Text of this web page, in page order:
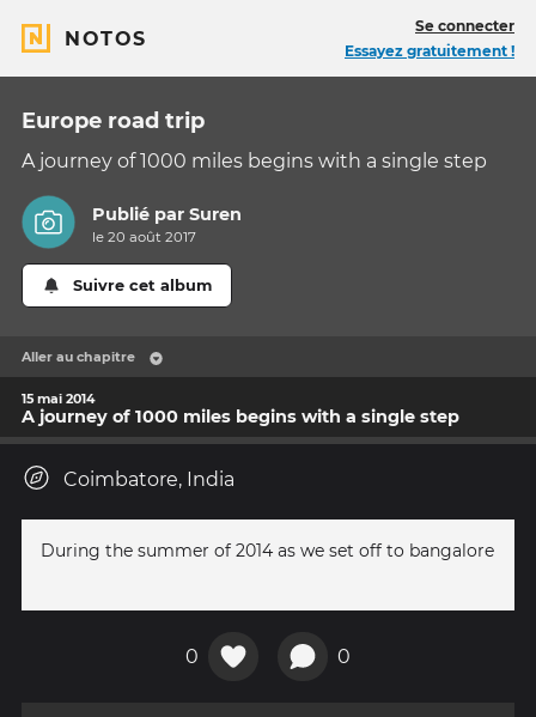
NOTOS
Se connecter
Essayez gratuitement !
Europe road trip
A journey of 1000 miles begins with a single step
Publié parSuren
le 20 août 2017
Suivre cet album
Aller au chapitre
15 mai 2014
A journey of 1000 miles begins with a single step
Coimbatore, India
During the summer of 2014 as we set off to bangalore
0 0